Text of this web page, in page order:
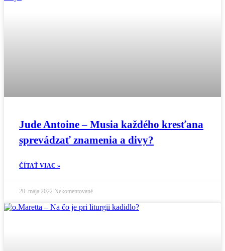
Jude Antoine – Musia každého kresťana
sprevádzať znamenia a divy?
ČÍTAŤ VIAC »
20. mája 2022 Nekomentované